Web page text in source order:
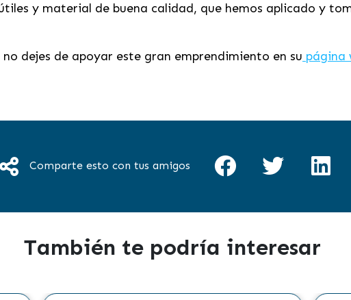
y material de buena calidad, que hemos aplicado y
dejes de apoyar este gran emprendimiento en su página
Comparte esto con tus amigos
También te podría interesar